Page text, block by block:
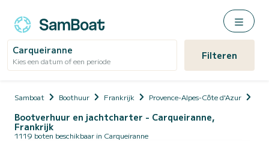
Carqueiranne
Kies een datum of een periode Filteren
Samboat Boothuur Frankrijk Provence-Alpes-Côte d'Azur
Bootverhuur en jachtcharter - Carqueiranne,
Frankrijk
1119 boten beschikbaar in Carqueiranne